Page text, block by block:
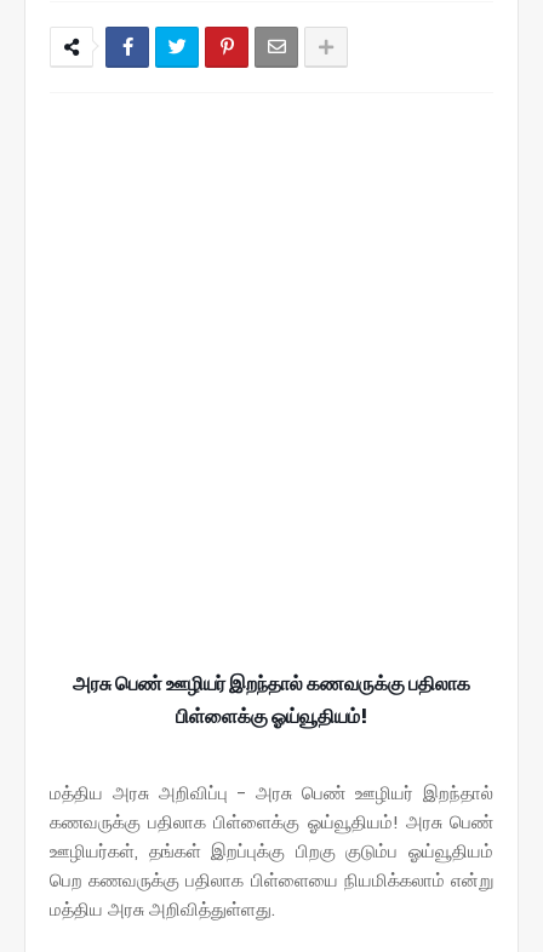
அரசு பெண் ஊழியர் இறந்தால் கணவருக்கு பதிலாக
பிள்ளைக்கு ஓய்வூதியம்!
மத்திய அரசு அறிவிப்பு - அரசு பெண் ஊழியர் இறந்தால்
கணவருக்கு பதிலாக பிள்ளைக்கு ஓய்வூதியம்! அரசு பெண்
ஊழியர்கள், தங்கள் இறப்புக்கு பிறகு குடும்ப ஓய்வூதியம்
பெற கணவருக்கு பதிலாக பிள்ளையை நியமிக்கலாம் என்று
மத்திய அரசு அறிவித்துள்ளது.